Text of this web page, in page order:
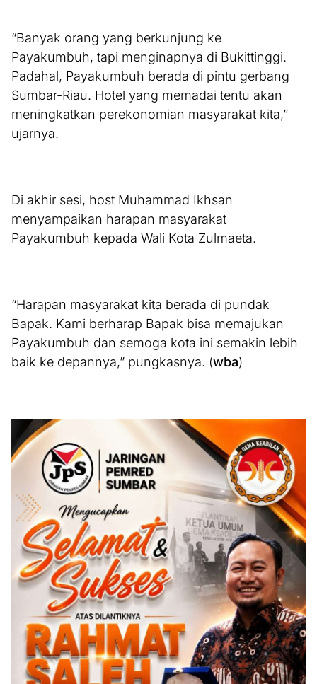
“Banyak orang yang berkunjung ke
Payakumbuh, tapi menginapnya di Bukittinggi.
Padahal, Payakumbuh berada di pintu gerbang
Sumbar-Riau. Hotel yang memadai tentu akan
meningkatkan perekonomian masyarakat kita,”
ujarnya.
Di akhir sesi, host Muhammad Ikhsan
menyampaikan harapan masyarakat
Payakumbuh kepada Wali Kota Zulmaeta.
“Harapan masyarakat kita berada di pundak
Bapak. Kami berharap Bapak bisa memajukan
Payakumbuh dan semoga kota ini semakin lebih
baik ke depannya,” pungkasnya. (wba)